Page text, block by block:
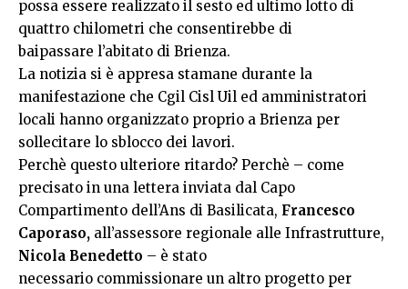
possa essere realizzato il sesto ed ultimo lotto di
quattro chilometri che consentirebbe di
baipassare l’abitato di Brienza.
La notizia si è appresa stamane durante la
manifestazione che Cgil Cisl Uil ed amministratori
locali hanno organizzato proprio a Brienza per
sollecitare lo sblocco dei lavori.
Perchè questo ulteriore ritardo? Perchè – come
precisato in una lettera inviata dal Capo
Compartimento dell’Ans di Basilicata, Francesco
Caporaso, all’assessore regionale alle Infrastrutture,
Nicola Benedetto – è stato
necessario commissionare un altro progetto per